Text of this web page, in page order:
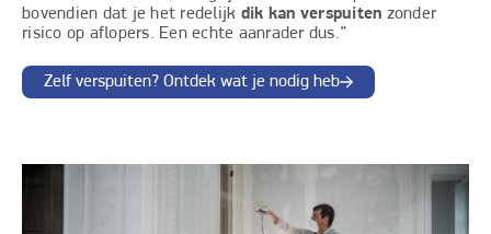
bovendien dat je het redelijk dik kan verspuiten zonder
risico op aflopers. Een echte aanrader dus.”
Zelf verspuiten? Ontdek wat je nodig heb